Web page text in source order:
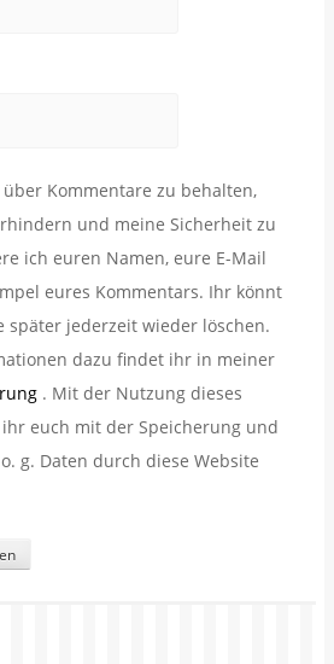
Kommentare zu behalten,
und meine Sicherheit zu
ich euren Namen, eure E-Mail
eures Kommentars. Ihr könnt
später jederzeit wieder löschen.
dazu findet ihr in meiner
. Mit der Nutzung dieses
euch mit der Speicherung und
g. Daten durch diese Website